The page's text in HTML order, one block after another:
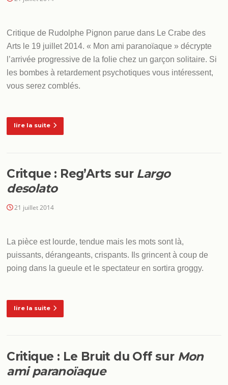
Critique de Rudolphe Pignon parue dans Le Crabe des
Arts le 19 juillet 2014. « Mon ami paranoïaque » décrypte
l’arrivée progressive de la folie chez un garçon solitaire. Si
les bombes à retardement psychotiques vous intéressent,
vous serez comblés.
lire la suite
Critque : Reg’Arts sur Largo
desolato
21 juillet 2014
La pièce est lourde, tendue mais les mots sont là,
puissants, dérangeants, crispants. Ils grincent à coup de
poing dans la gueule et le spectateur en sortira groggy.
lire la suite
Critique : Le Bruit du Off sur Mon
ami paranoïaque